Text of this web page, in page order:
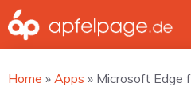
Zum
Inhalt
springen
Home » Apps » Microsoft Edge